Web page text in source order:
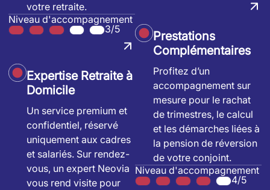
votre retraite.
Niveau d'accompagnement
3/5
Expertise Retraite à
Domicile
Un service premium et
confidentiel, réservé
uniquement aux cadres
et salariés. Sur rendez-
vous, un expert Neovia
vous rend visite pour
Prestations
Complémentaires
Profitez d’un
accompagnement sur
mesure pour le rachat
de trimestres, le calcul
et les démarches liées à
la pension de réversion
de votre conjoint.
Niveau d'accompagnement
4/5